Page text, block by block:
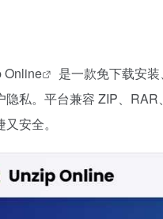
Online
是一款免下载安
隐私。平台兼容 ZIP、
安全。